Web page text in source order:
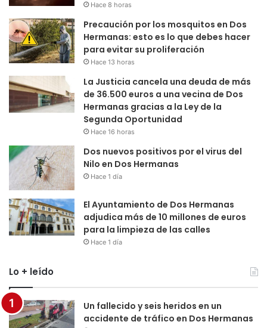
Hace 8 horas
Precaución por los mosquitos en Dos
Hermanas: esto es lo que debes hacer
para evitar su proliferación
Hace 13 horas
La Justicia cancela una deuda de más
de 36.500 euros a una vecina de Dos
Hermanas gracias a la Ley de la
Segunda Oportunidad
Hace 16 horas
Dos nuevos positivos por el virus del
Nilo en Dos Hermanas
Hace 1 día
El Ayuntamiento de Dos Hermanas
adjudica más de 10 millones de euros
para la limpieza de las calles
Hace 1 día
Lo + leído
Un fallecido y seis heridos en un
accidente de tráfico en Dos Hermanas